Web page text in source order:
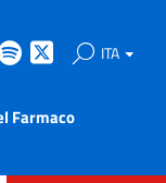
Spotify ITA
Farmaco